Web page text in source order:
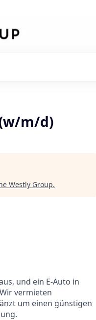
m/d)
Westly Group.
und ein E-Auto in
vermieten
um einen günstigen